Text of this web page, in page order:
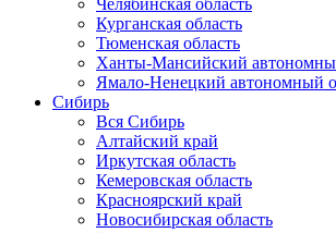
Челябинская область
Курганская область
Тюменская область
Ханты-Мансийский
Ямало-Ненецкий автономный
Сибирь
Вся Сибирь
Алтайский край
Иркутская область
Кемеровская область
Красноярский край
Новосибирская область